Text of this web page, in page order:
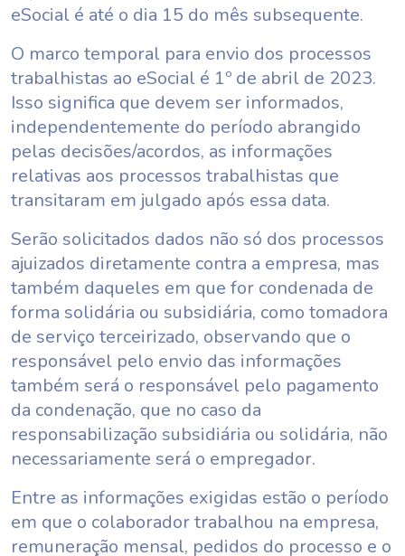
eSocial é até o dia 15 do mês subsequente.
O marco temporal para envio dos processos
trabalhistas ao eSocial é 1º de abril de 2023.
Isso significa que devem ser informados,
independentemente do período abrangido
pelas decisões/acordos, as informações
relativas aos processos trabalhistas que
transitaram em julgado após essa data.
Serão solicitados dados não só dos processos
ajuizados diretamente contra a empresa, mas
também daqueles em que for condenada de
forma solidária ou subsidiária, como tomadora
de serviço terceirizado, observando que o
responsável pelo envio das informações
também será o responsável pelo pagamento
da condenação, que no caso da
responsabilização subsidiária ou solidária, não
necessariamente será o empregador.
Entre as informações exigidas estão o período
em que o colaborador trabalhou na empresa,
remuneração mensal, pedidos do processo e o